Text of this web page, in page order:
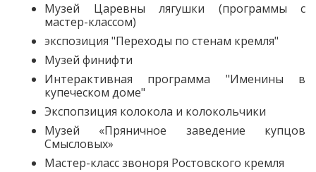
Музей Царевны лягушки (программы с
мастер-классом)
экспозиция "Переходы по стенам кремля"
Музей финифти
Интерактивная программа "Именины в
купеческом доме"
Экспопзиция колокола и колокольчики
Музей «Пряничное заведение купцов
Смысловых»
Мастер-класс звоноря Ростовского кремля